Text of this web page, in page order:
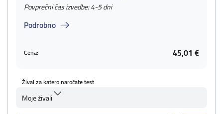
Povprečni čas izvedbe: 4-5 dni
Podrobno
Cena: 45,01 €
Žival za katero naročate test
Moje živali